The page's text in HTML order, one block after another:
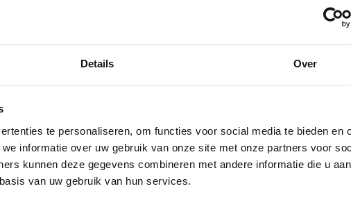
Details Over
te personaliseren, om functies voor social media te bieden en
informatie over uw gebruik van onze site met onze partners voor
kunnen deze gegevens combineren met andere informatie die u
van uw gebruik van hun services.
Lees meer Lees meer